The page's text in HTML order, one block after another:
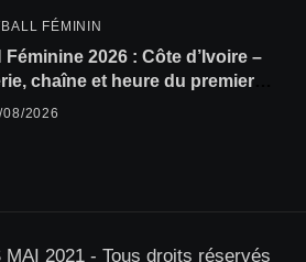
FÉMININ
Féminine 2026 : Côte d’Ivoire –
chaîne et heure du premier
de finale
08/2026
2021 - Tous droits réservés